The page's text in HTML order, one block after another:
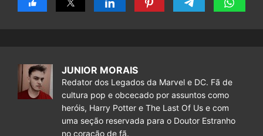
JUNIOR MORAIS
Redator dos Legados da Marvel e DC. Fã de
cultura pop e obcecado por assuntos como
heróis, Harry Potter e The Last Of Us e com
uma seção reservada para o Doutor Estranho
no coração de fã.